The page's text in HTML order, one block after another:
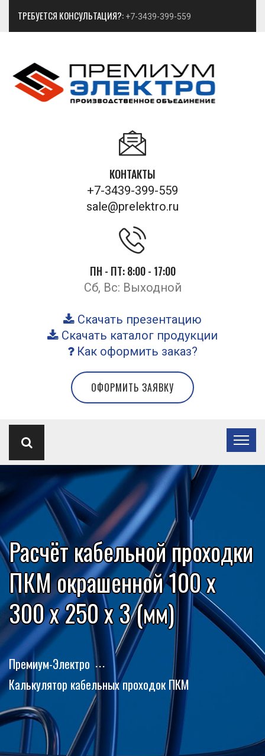
ТРЕБУЕТСЯ КОНСУЛЬТАЦИЯ?: +7-3439-399-559
КОНТАКТЫ
+7-3439-399-559
sale@prelektro.ru
ПН - ПТ: 8:00 - 17:00
Сб, Вс: Выходной
Скачать презентацию
Скачать каталог продукции
Как оформить заказ?
ОФОРМИТЬ ЗАЯВКУ
Расчёт кабельной проходки
ПКМ окрашенной 100 x
300 x 250 x 3 (мм)
Премиум-Электро
Калькулятор кабельных проходок ПКМ